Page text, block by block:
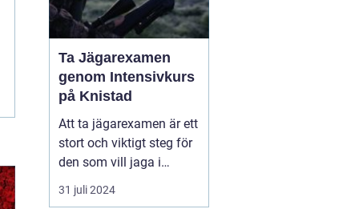
Ta Jägarexamen
genom Intensivkurs
på Knistad
Att ta jägarexamen är ett
stort och viktigt steg för
den som vill jaga i
Sverige. Inte nog med att
examen ger de
31 juli 2024